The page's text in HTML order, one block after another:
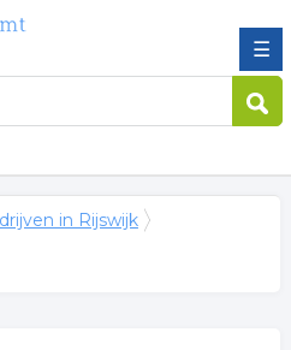
☰
in Rijswijk